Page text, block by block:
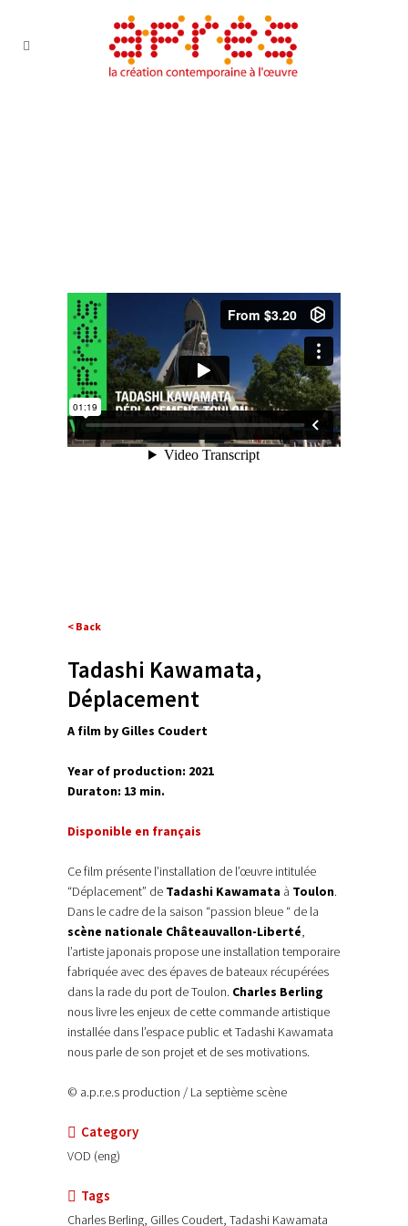
< Back
Tadashi Kawamata,
Déplacement
A film by Gilles Coudert
Year of production: 2021
Duraton: 13 min.
Disponible en français
Ce film présente l’installation de l’œuvre intitulée
“Déplacement” de Tadashi Kawamata à Toulon.
Dans le cadre de la saison “passion bleue “ de la
scène nationale Châteauvallon-Liberté,
l’artiste japonais propose une installation temporaire
fabriquée avec des épaves de bateaux récupérées
dans la rade du port de Toulon. Charles Berling
nous livre les enjeux de cette commande artistique
installée dans l’espace public et Tadashi Kawamata
nous parle de son projet et de ses motivations.
© a.p.r.e.s production / La septième scène
Category
VOD (eng)
Tags
Charles Berling, Gilles Coudert, Tadashi Kawamata